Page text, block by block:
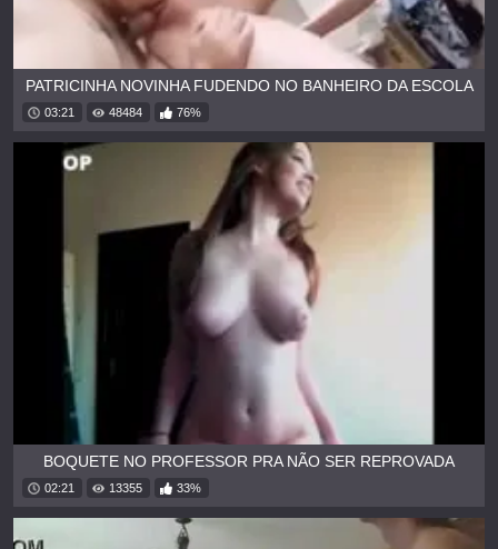
PATRICINHA NOVINHA FUDENDO NO BANHEIRO DA ESCOLA
03:21 48484 76%
BOQUETE NO PROFESSOR PRA NÃO SER REPROVADA
02:21 13355 33%